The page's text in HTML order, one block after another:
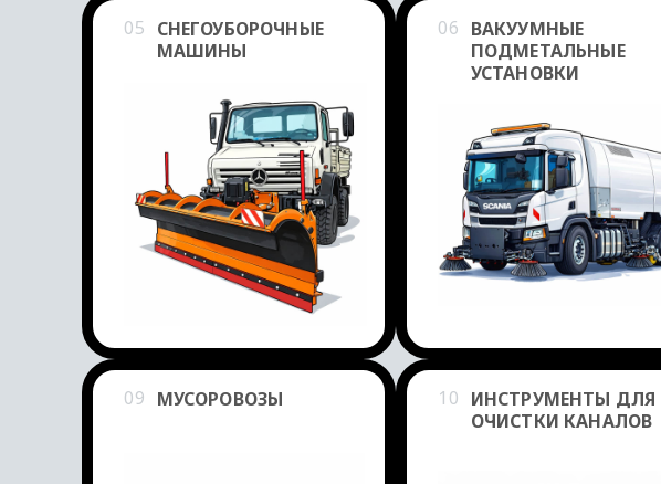
05 СНЕГОУБОРОЧНЫЕ
МАШИНЫ
06 ВАКУУМНЫЕ
ПОДМЕТАЛЬНЫЕ
УСТАНОВКИ
09 МУСОРОВОЗЫ 10 ИНСТРУМЕНТЫ ДЛЯ
ОЧИСТКИ КАНАЛОВ